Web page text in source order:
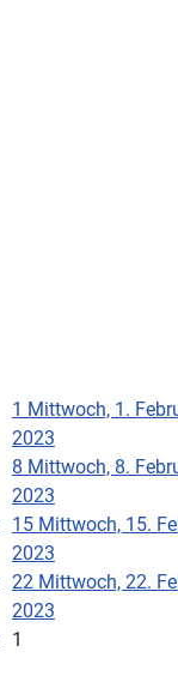
1 Mittwoch, 1.
2023
8 Mittwoch, 8.
2023
15 Mittwoch, 15.
2023
22 Mittwoch, 22.
2023
1